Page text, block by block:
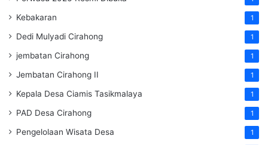
Kebakaran 1
Dedi Mulyadi Cirahong 1
jembatan Cirahong 1
Jembatan Cirahong II 1
Kepala Desa Ciamis Tasikmalaya 1
PAD Desa Cirahong 1
Pengelolaan Wisata Desa 1